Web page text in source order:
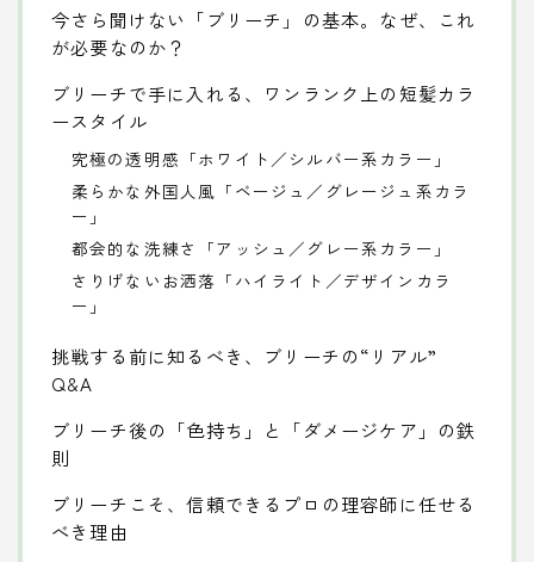
今さら聞けない「ブリーチ」の基本。なぜ、これ
が必要なのか？
ブリーチで手に入れる、ワンランク上の短髪カラ
ースタイル
究極の透明感「ホワイト／シルバー系カラー」
柔らかな外国人風「ベージュ／グレージュ系カラ
ー」
都会的な洗練さ「アッシュ／グレー系カラー」
さりげないお洒落「ハイライト／デザインカラ
ー」
挑戦する前に知るべき、ブリーチの“リアル”
Q&A
ブリーチ後の「色持ち」と「ダメージケア」の鉄
則
ブリーチこそ、信頼できるプロの理容師に任せる
べき理由